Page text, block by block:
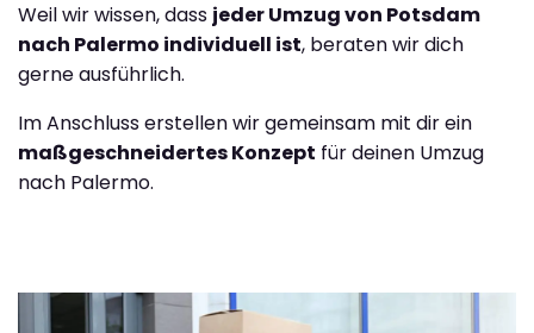
Weil wir wissen, dass jeder Umzug von Potsdam
nach Palermo individuell ist, beraten wir dich
gerne ausführlich.
Im Anschluss erstellen wir gemeinsam mit dir ein
maßgeschneidertes Konzept für deinen Umzug
nach Palermo.